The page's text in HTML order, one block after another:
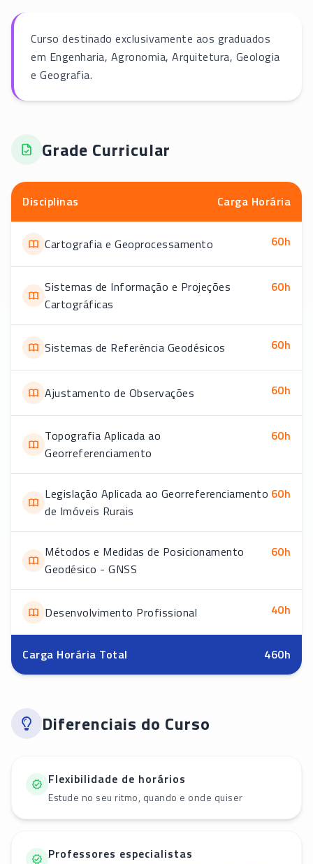
Curso destinado exclusivamente aos graduados
em Engenharia, Agronomia, Arquitetura, Geologia
e Geografia.
Grade Curricular
Disciplinas Carga Horária
Cartografia e Geoprocessamento 60h
Sistemas de Informação e Projeções
Cartográficas
60h
Sistemas de Referência Geodésicos 60h
Ajustamento de Observações 60h
Topografia Aplicada ao
Georreferenciamento
60h
Legislação Aplicada ao Georreferenciamento
de Imóveis Rurais
60h
Métodos e Medidas de Posicionamento
Geodésico - GNSS
60h
Desenvolvimento Profissional 40h
Carga Horária Total 460h
Diferenciais do Curso
Flexibilidade de horários
Estude no seu ritmo, quando e onde quiser
Professores especialistas